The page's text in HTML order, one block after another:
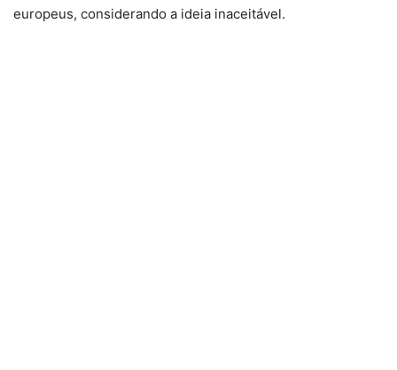
europeus, considerando a ideia inaceitável.